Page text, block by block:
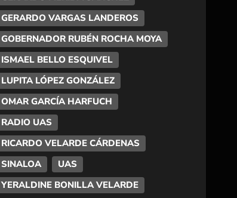
GERARDO VARGAS LANDEROS
GOBERNADOR RUBÉN ROCHA MOYA
ISMAEL BELLO ESQUIVEL
LUPITA LÓPEZ GONZÁLEZ
OMAR GARCÍA HARFUCH
RADIO UAS
RICARDO VELARDE CÁRDENAS
SINALOA
UAS
YERALDINE BONILLA VELARDE